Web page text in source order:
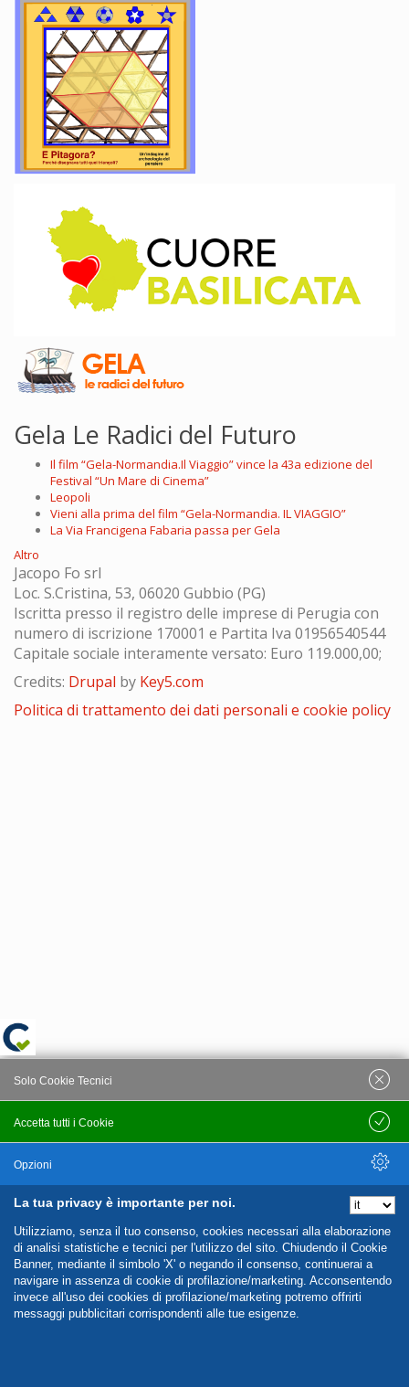
Gela Le Radici del Futuro
Il film “Gela-Normandia.Il Viaggio” vince la 43a edizione del
Festival “Un Mare di Cinema”
Leopoli
Vieni alla prima del film “Gela-Normandia. IL VIAGGIO”
La Via Francigena Fabaria passa per Gela
Altro
Jacopo Fo srl
Loc. S.Cristina, 53, 06020 Gubbio (PG)
Iscritta presso il registro delle imprese di Perugia con
numero di iscrizione 170001 e Partita Iva 01956540544
Capitale sociale interamente versato: Euro 119.000,00;
Credits: Drupal by Key5.com
Politica di trattamento dei dati personali e cookie policy
La tua privacy è importante per noi.
Utilizziamo, senza il tuo consenso, cookies necessari alla elaborazione
di analisi statistiche e tecnici per l'utilizzo del sito. Chiudendo il Cookie
Banner, mediante il simbolo 'X' o negando il consenso, continuerai a
navigare in assenza di cookie di profilazione/marketing. Acconsentendo
invece all'uso dei cookies di profilazione/marketing potremo offrirti
messaggi pubblicitari corrispondenti alle tue esigenze.
Accetta tutti i Cookie
Solo Cookie Tecnici
Salva
Opzioni
Nascondi Opzioni